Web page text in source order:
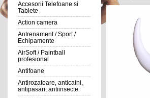
Accesorii Telefoane si
Tablete
Action camera
Antrenament / Sport /
Echipamente
AirSoft / Paintball
profesional
Antifoane
Antirozatoare, anticaini,
antipasari, antiinsecte